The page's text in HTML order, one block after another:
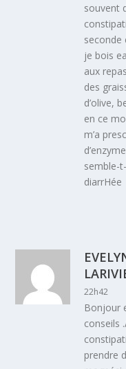
souvent
seconde
je bois
aux
des
d’olive,
en ce
m’a
semble-
diarrHée
22h42
Bonjour
conseils
prendre